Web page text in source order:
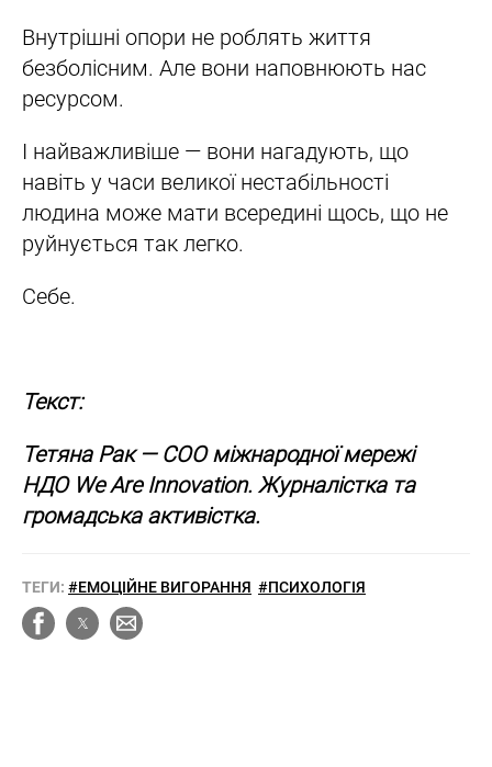
Внутрішні опори не роблять життя
безболісним. Але вони наповнюють нас
ресурсом.
І найважливіше — вони нагадують, що
навіть у часи великої нестабільності
людина може мати всередині щось, що не
руйнується так легко.
Себе.
Текст:
Тетяна Рак — COO міжнародної мережі
НДО We Are Innovation. Журналістка та
громадська активістка.
ТЕГИ: #ЕМОЦІЙНЕ ВИГОРАННЯ #ПСИХОЛОГІЯ